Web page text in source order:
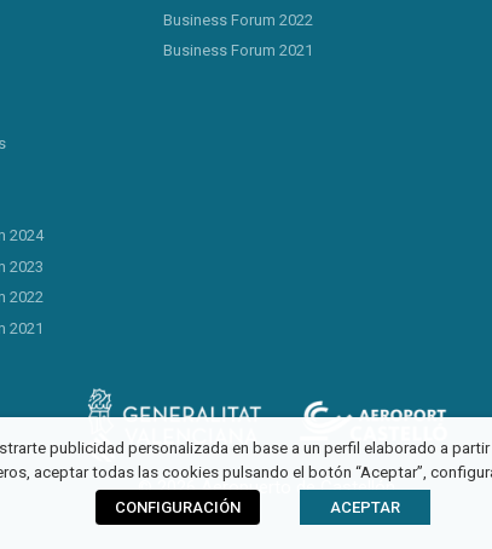
2024
2023
2022
2021
Business Forum 2022
Business Forum 2021
© 2026 Aeropuerto de Castellón
publicidad personalizada en base a un perfil elaborado a
aceptar todas las cookies pulsando el botón “Aceptar”,
CONFIGURACIÓN
ACEPTAR